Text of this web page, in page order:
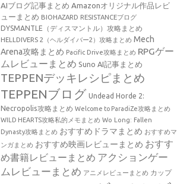
AIブログ記事まとめ Amazonオリジナル作品レビ
ューまとめ BIOHAZARD RESISTANCEブログ
DYSMANTLE（ディスマントル）攻略まとめ
HELLDIVERS 2（ヘルダイバー2）攻略まとめ Mech
Arena攻略まとめ Pacific Drive攻略まとめ RPGゲー
ムレビューまとめ Suno AI記事まとめ
TEPPENデッキレシピまとめ
TEPPENブログ Undead Horde 2:
Necropolis攻略まとめ Welcome to ParadiZe攻略まとめ
WILD HEARTS攻略私的メモまとめ Wo Long: Fallen
Dynasty攻略まとめ おすすめドラマまとめ おすすめマ
ンガまとめ おすすめ映画レビューまとめ おすす
め書籍レビューまとめ アクションゲー
ムレビューまとめ アニメレビューまとめ カップ